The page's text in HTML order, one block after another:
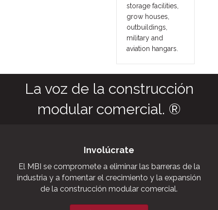
storage facilities,
grow houses,
outbuildings,
military and
aviation hangars.
La voz de la construcción
modular comercial. ®
Involúcrate
El MBI se compromete a eliminar las barreras de la
industria y a fomentar el crecimiento y la expansión
de la construcción modular comercial.